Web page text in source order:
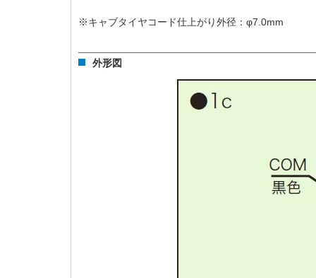
※キャブタイヤコード仕上がり外径：φ7.0mm
外形図